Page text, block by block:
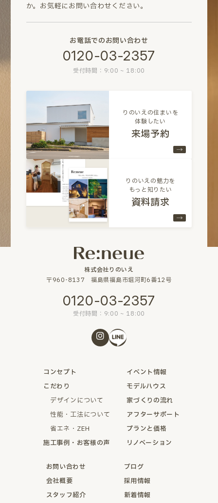
か。 お気軽にお問い合わせください。
お電話でのお問い合わせ
0120-03-2357
受付時間：9:00 ~ 18:00
りのいえの住まいを
体験したい
来場予約
りのいえの魅力を
もっと知りたい
資料請求
株式会社りのいえ
〒960-8137 福島県福島市堀河町6番12号
0120-03-2357
受付時間：9:00 ~ 18:00
コンセプト
こだわり
デザインについて
性能・工法について
省エネ・ZEH
施工事例・お客様の声
イベント情報
モデルハウス
家づくりの流れ
アフターサポート
プランと価格
リノベーション
お問い合わせ
会社概要
スタッフ紹介
ブログ
採用情報
新着情報